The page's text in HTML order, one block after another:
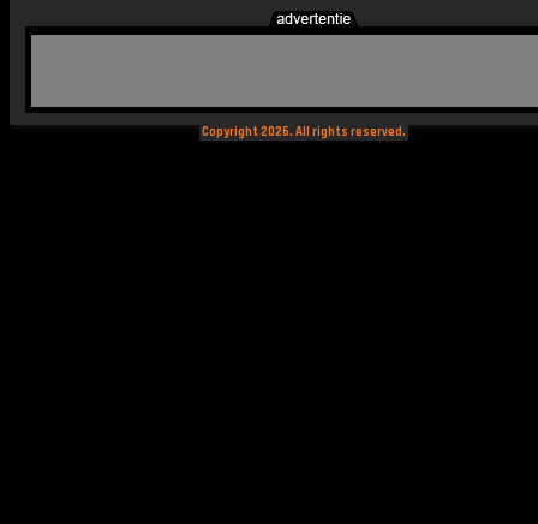
Copyright 2026. All rights reserved.